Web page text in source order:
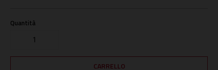
Quantità